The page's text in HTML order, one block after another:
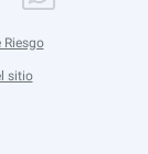
Riesgo
sitio